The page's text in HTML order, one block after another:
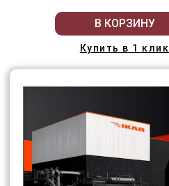
В КОРЗИНУ
Купить в 1 клик